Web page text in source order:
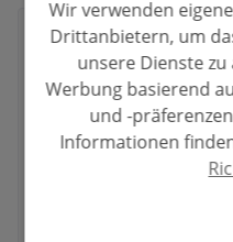
Ihr vollständiger Name
Ihre E-Mail*
Wir verwenden
Drittanbietern, um
unsere Dienste
Werbung basierend
und -
Informationen